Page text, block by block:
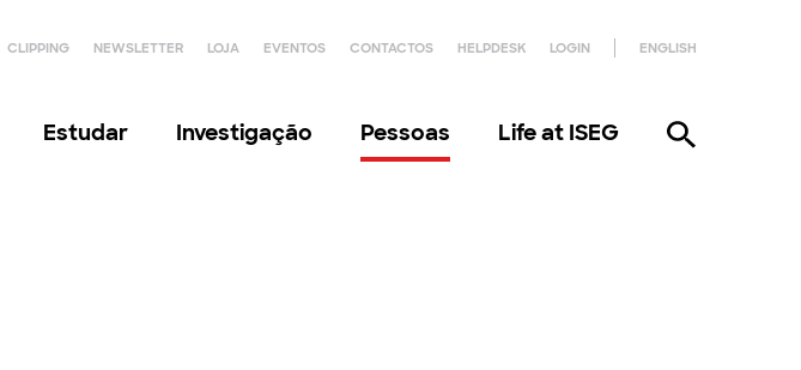
CLIPPING NEWSLETTER LOJA EVENTOS CONTACTOS HELPDESK LOGIN ENGLISH
Estudar Investigação Pessoas Life at ISEG